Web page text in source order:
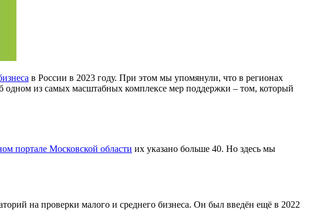
в России в 2023 году. При этом мы упомянули, что в регионах
одном из самых масштабных комплексе мер поддержки – том, который
портале Московской области их указано больше 40. Но здесь мы
на проверки малого и среднего бизнеса. Он был введён ещё в 2022